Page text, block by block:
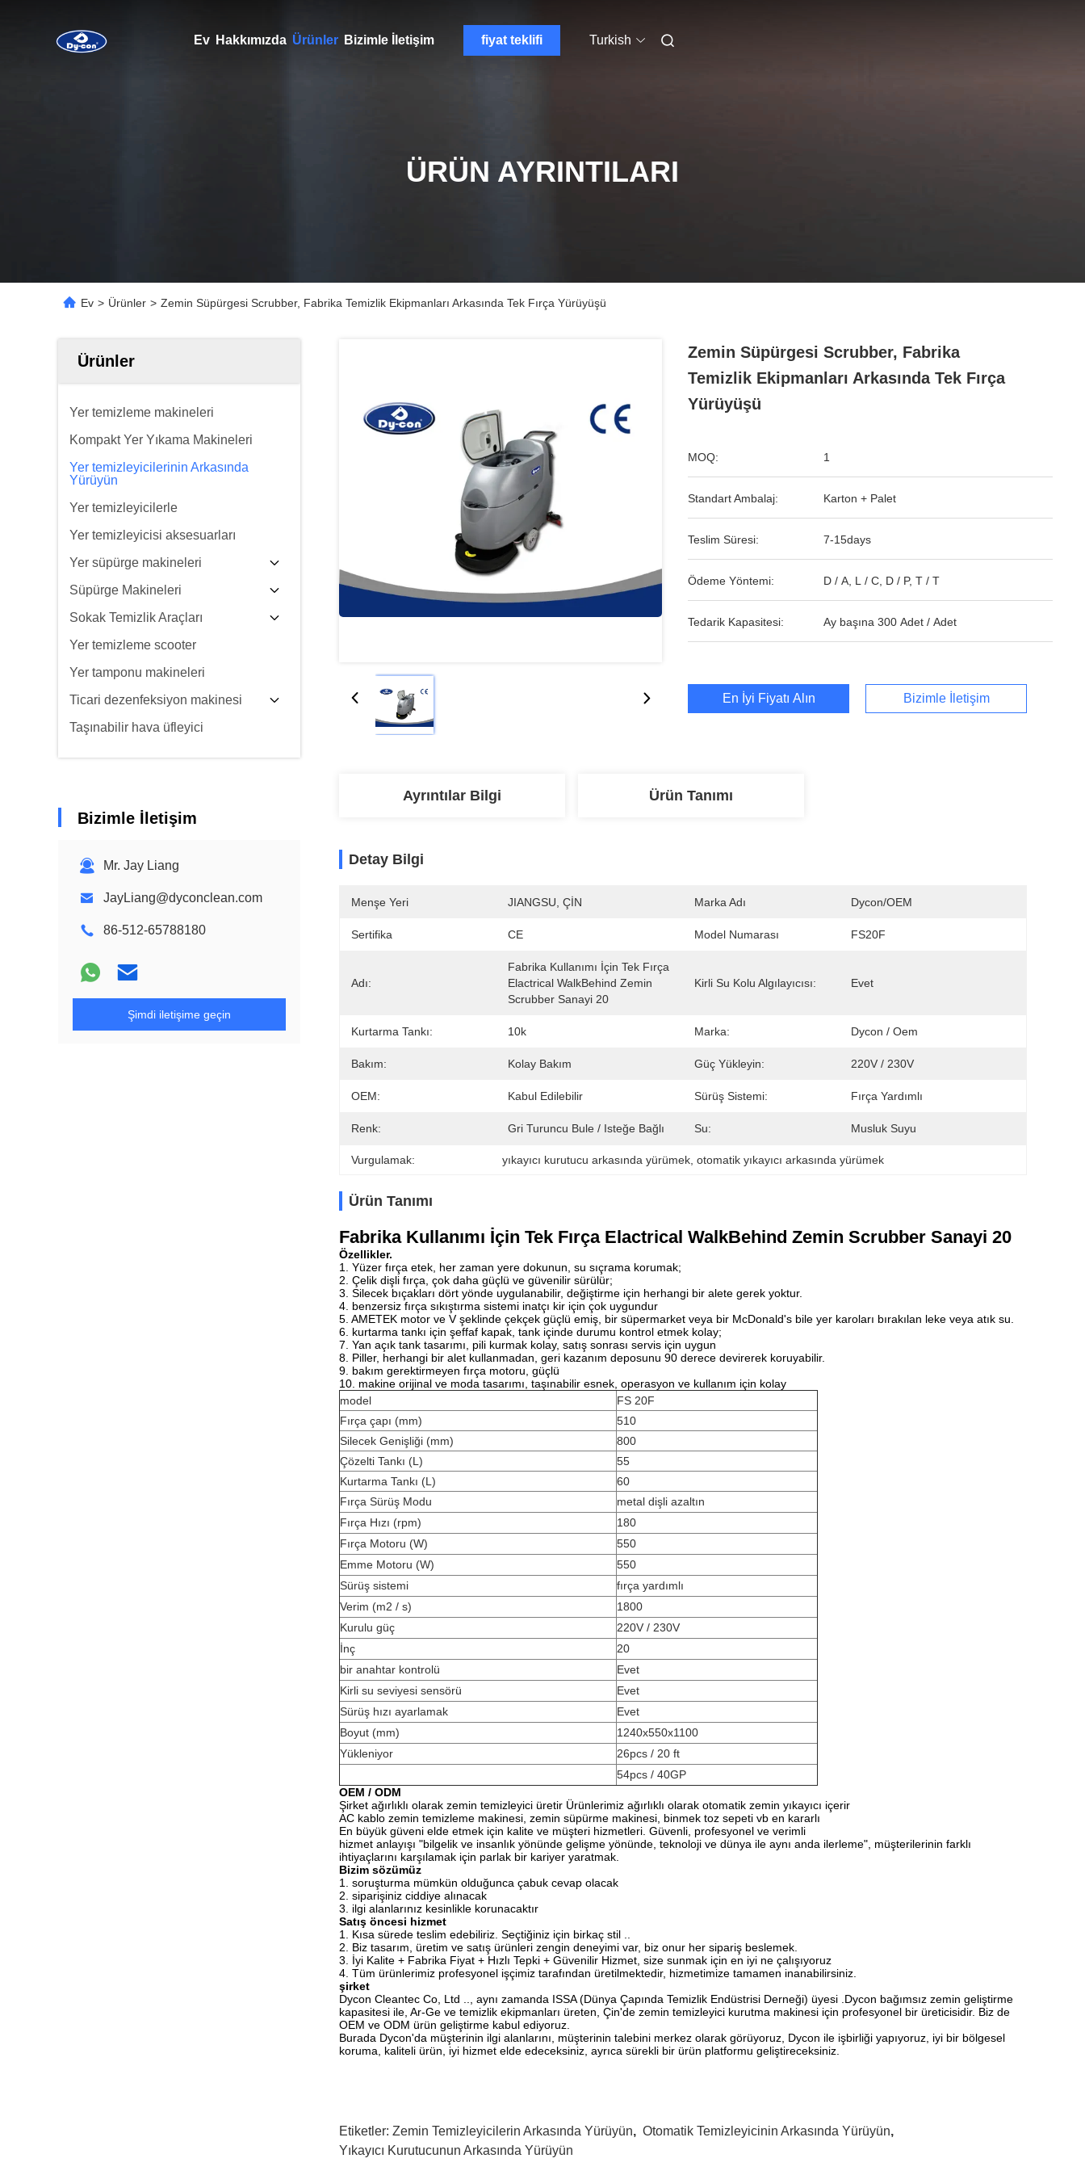
Ev Hakkımızda Ürünler Bizimle İletişim fiyat teklifi Turkish
ÜRÜN AYRINTILARI
Ev > Ürünler > Zemin Süpürgesi Scrubber, Fabrika Temizlik Ekipmanları Arkasında Tek Fırça Yürüyüşü
Ürünler
Yer temizleme makineleri
Kompakt Yer Yıkama Makineleri
Yer temizleyicilerinin Arkasında
Yürüyün
Yer temizleyicilerle
Yer temizleyicisi aksesuarları
Yer süpürge makineleri
Süpürge Makineleri
Sokak Temizlik Araçları
Yer temizleme scooter
Yer tamponu makineleri
Ticari dezenfeksiyon makinesi
Taşınabilir hava üfleyici
Bizimle İletişim
Mr. Jay Liang
JayLiang@dyconclean.com
86-512-65788180
Şimdi iletişime geçin
Zemin Süpürgesi Scrubber, Fabrika
Temizlik Ekipmanları Arkasında Tek Fırça
Yürüyüşü
MOQ: 1
Standart Ambalaj: Karton + Palet
Teslim Süresi: 7-15days
Ödeme Yöntemi: D / A, L / C, D / P, T / T
Tedarik Kapasitesi: Ay başına 300 Adet / Adet
En İyi Fiyatı Alın Bizimle İletişim
Ayrıntılar Bilgi Ürün Tanımı
Detay Bilgi
Menşe Yeri JIANGSU, ÇİN Marka Adı Dycon/OEM
Sertifika CE Model Numarası FS20F
Adı:
Fabrika Kullanımı İçin Tek Fırça
Elactrical WalkBehind Zemin
Scrubber Sanayi 20
Kirli Su Kolu Algılayıcısı: Evet
Kurtarma Tankı: 10k Marka: Dycon / Oem
Bakım: Kolay Bakım Güç Yükleyin: 220V / 230V
OEM: Kabul Edilebilir Sürüş Sistemi: Fırça Yardımlı
Renk: Gri Turuncu Bule / Isteğe Bağlı Su: Musluk Suyu
Vurgulamak: yıkayıcı kurutucu arkasında yürümek , otomatik yıkayıcı arkasında yürümek
Ürün Tanımı
Fabrika Kullanımı İçin Tek Fırça Elactrical WalkBehind Zemin Scrubber Sanayi 20
Özellikler.
1. Yüzer fırça etek, her zaman yere dokunun, su sıçrama korumak;
2. Çelik dişli fırça, çok daha güçlü ve güvenilir sürülür;
3. Silecek bıçakları dört yönde uygulanabilir, değiştirme için herhangi bir alete gerek yoktur.
4. benzersiz fırça sıkıştırma sistemi inatçı kir için çok uygundur
5. AMETEK motor ve V şeklinde çekçek güçlü emiş, bir süpermarket veya bir McDonald's bile yer karoları bırakılan leke veya atık su.
6. kurtarma tankı için şeffaf kapak, tank içinde durumu kontrol etmek kolay;
7. Yan açık tank tasarımı, pili kurmak kolay, satış sonrası servis için uygun
8. Piller, herhangi bir alet kullanmadan, geri kazanım deposunu 90 derece devirerek koruyabilir.
9. bakım gerektirmeyen fırça motoru, güçlü
10. makine orijinal ve moda tasarımı, taşınabilir esnek, operasyon ve kullanım için kolay
model
FS 20F
Fırça çapı (mm)
510
Silecek Genişliği (mm)
800
Çözelti Tankı (L)
55
Kurtarma Tankı (L)
60
Fırça Sürüş Modu
metal dişli azaltın
Fırça Hızı (rpm)
180
Fırça Motoru (W)
550
Emme Motoru (W)
550
Sürüş sistemi
fırça yardımlı
Verim (m2 / s)
1800
Kurulu güç
220V / 230V
İnç
20
bir anahtar kontrolü
Evet
Kirli su seviyesi sensörü
Evet
Sürüş hızı ayarlamak
Evet
Boyut (mm)
1240x550x1100
Yükleniyor
26pcs / 20 ft
54pcs / 40GP
OEM / ODM
Şirket ağırlıklı olarak zemin temizleyici üretir Ürünlerimiz ağırlıklı olarak otomatik zemin yıkayıcı içerir
AC kablo zemin temizleme makinesi, zemin süpürme makinesi, binmek toz sepeti vb en kararlı
En büyük güveni elde etmek için kalite ve müşteri hizmetleri. Güvenli, profesyonel ve verimli
hizmet anlayışı "bilgelik ve insanlık yönünde gelişme yönünde, teknoloji ve dünya ile aynı anda ilerleme", müşterilerinin farklı
ihtiyaçlarını karşılamak için parlak bir kariyer yaratmak.
Bizim sözümüz
1. soruşturma mümkün olduğunca çabuk cevap olacak
2. siparişiniz ciddiye alınacak
3. ilgi alanlarınız kesinlikle korunacaktır
Satış öncesi hizmet
1. Kısa sürede teslim edebiliriz. Seçtiğiniz için birkaç stil ..
2. Biz tasarım, üretim ve satış ürünleri zengin deneyimi var, biz onur her sipariş beslemek.
3. İyi Kalite + Fabrika Fiyat + Hızlı Tepki + Güvenilir Hizmet, size sunmak için en iyi ne çalışıyoruz
4. Tüm ürünlerimiz profesyonel işçimiz tarafından üretilmektedir, hizmetimize tamamen inanabilirsiniz.
şirket
Dycon Cleantec Co, Ltd .., aynı zamanda ISSA (Dünya Çapında Temizlik Endüstrisi Derneği) üyesi .Dycon bağımsız zemin geliştirme
kapasitesi ile, Ar-Ge ve temizlik ekipmanları üreten, Çin'de zemin temizleyici kurutma makinesi için profesyonel bir üreticisidir. Biz de
OEM ve ODM ürün geliştirme kabul ediyoruz.
Burada Dycon'da müşterinin ilgi alanlarını, müşterinin talebini merkez olarak görüyoruz, Dycon ile işbirliği yapıyoruz, iyi bir bölgesel
koruma, kaliteli ürün, iyi hizmet elde edeceksiniz, ayrıca sürekli bir ürün platformu geliştireceksiniz.
Etiketler: Zemin Temizleyicilerin Arkasında Yürüyün, Otomatik Temizleyicinin Arkasında Yürüyün,
Yıkayıcı Kurutucunun Arkasında Yürüyün